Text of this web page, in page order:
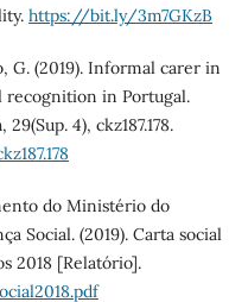
https://bit.ly/3m7GKzB
G. (2019). Informal carer in
recognition in Portugal.
4), ckz187.178.
do Ministério do
Social. (2019). Carta social
2018 [Relatório].